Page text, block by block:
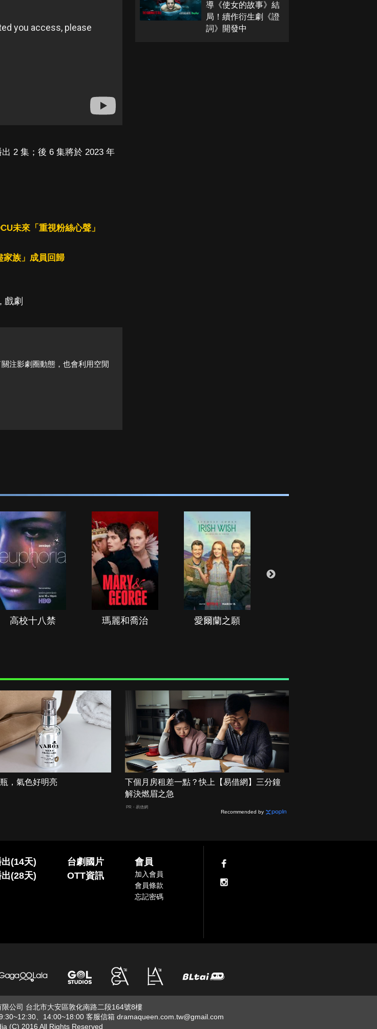
2 集；後 6 集將於 2023 年
未來「重視粉絲心聲」
家族」成員回歸
, 戲劇
注影劇圈動態，也會利用空閒
導《使女的故事》結
局！續作衍生劇《證
詞》開發中
高校十八禁 瑪麗和喬治 愛爾蘭之願
，氣色好明亮
下個月房租差一點？快上【易借網】三分鐘
解決燃眉之急
PR・易借網
Recommended by
(14天)
(28天)
台劇國片
OTT資訊
會員
加入會員
會員條款
忘記密碼
公司 台北市大安區敦化南路二段164號8樓
、14:00~18:00 客服信箱 dramaqueen.com.tw@gmail.com
(C) 2016 All Rights Reserved